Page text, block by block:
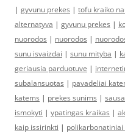
| gyvunu prekes | tofu kraiko
alternatyva | gyvunu prekes |
nuorodos | nuorodos |
sunu isvaizdai | sunu mityba |
geriausia parduotuve |
subalansuotas | pavadeliai
katems | prekes sunims |
ismokyti | ypatingas kraikas |
kaip issirinkti |